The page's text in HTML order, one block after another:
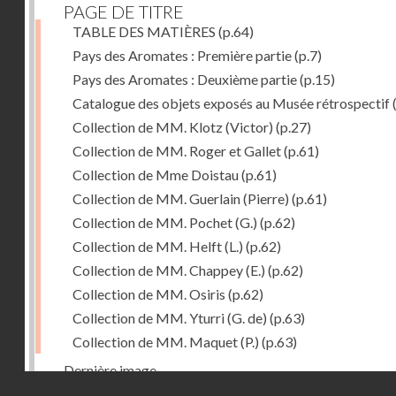
PAGE DE TITRE
TABLE DES MATIÈRES (p.64)
Pays des Aromates : Première partie(p.7)
Pays des Aromates : Deuxième partie(p.15)
Catalogue des objets exposés au Musée rétrospectif
Collection de MM. Klotz (Victor) (p.27)
Collection de MM. Roger et Gallet(p.61)
Collection de Mme Doistau(p.61)
Collection de MM. Guerlain (Pierre) (p.61)
Collection de MM. Pochet (G.) (p.62)
Collection de MM. Helft (L.) (p.62)
Collection de MM. Chappey (E.) (p.62)
Collection de MM. Osiris (p.62)
Collection de MM. Yturri (G. de) (p.63)
Collection de MM. Maquet (P.) (p.63)
Dernière image